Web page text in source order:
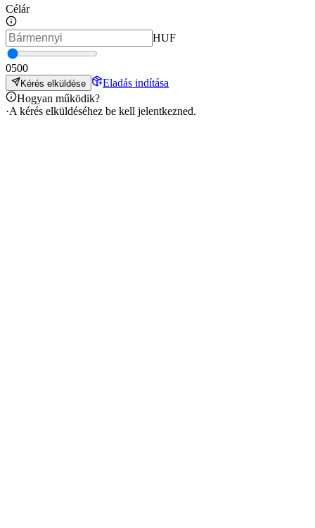
Célár
HUF
0500
Kérés elküldése
Eladás indítása
Hogyan működik?
·A kérés elküldéséhez be kell jelentkezned.